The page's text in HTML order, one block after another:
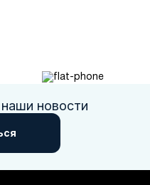
новости